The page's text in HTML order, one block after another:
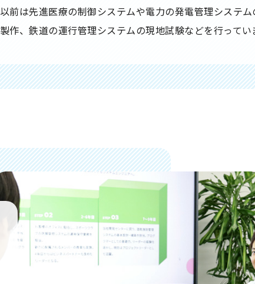
以前は先進医療の制御システムや電力の発電管理システム
製作、鉄道の運行管理システムの現地試験などを行ってい